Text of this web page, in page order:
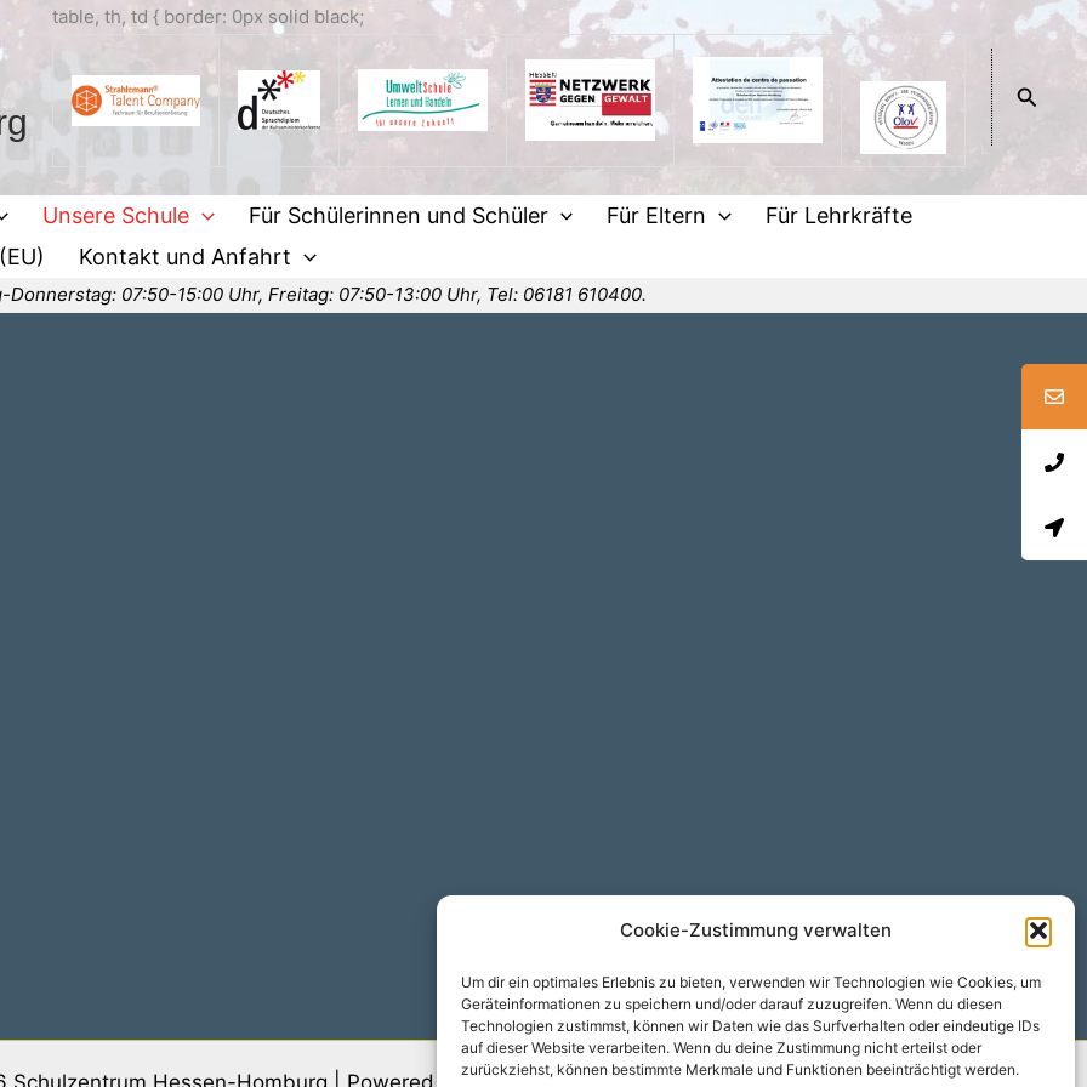
Cookie-Zustimmung verwalten
Um dir ein optimales Erlebnis zu bieten, verwenden wir Technologien wie Cookies, um
Geräteinformationen zu speichern und/oder darauf zuzugreifen. Wenn du diesen
Technologien zustimmst, können wir Daten wie das Surfverhalten oder eindeutige IDs
auf dieser Website verarbeiten. Wenn du deine Zustimmung nicht erteilst oder
zurückziehst, können bestimmte Merkmale und Funktionen beeinträchtigt werden.
table, th, td { border: 0px solid black;
Unsere Schule Für Schülerinnen und Schüler Für Eltern
Für Lehrkräfte
Kontakt und Anfahrt
07:50-15:00 Uhr, Freitag: 07:50-13:00 Uhr, Tel: 06181 610400.
Schulzentrum Hessen-Homburg | Powered byAstra-WordPress-Theme